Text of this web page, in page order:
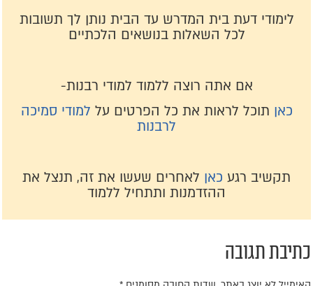
לימודי דעת בית המדרש עד הבית נותן לך תשובות
לכל השאלות בנושאים הלכתיים
אם אתה רוצה ללמוד למודי רבנות-
כאןתוכל לראות את כל הפרטים על למודי סמיכה
לרבנות
תקשיב רגע כאןלאחרים שעשו את זה, תנצל את
ההזדמנות ותתחיל ללמוד
תגובה